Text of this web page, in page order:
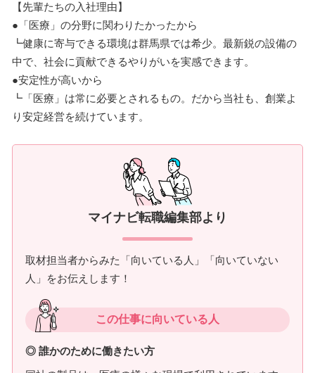
【先輩たちの入社理由】
●「医療」の分野に関わりたかったから
┗健康に寄与できる環境は群馬県では希少。最新鋭の設備の
中で、社会に貢献できるやりがいを実感できます。
●安定性が高いから
┗「医療」は常に必要とされるもの。だから当社も、創業よ
り安定経営を続けています。
マイナビ転職編集部より
取材担当者からみた「向いている人」「向いていない
人」をお伝えします！
この仕事に向いている人
◎ 誰かのために働きたい方